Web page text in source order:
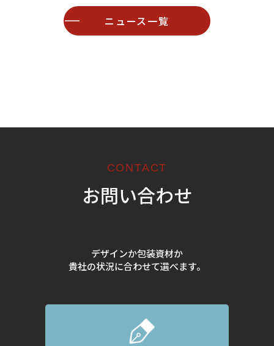
ニュース一覧
CONTACT
お問い合わせ
デザインか包装資材か
貴社の状況に合わせて選べます。